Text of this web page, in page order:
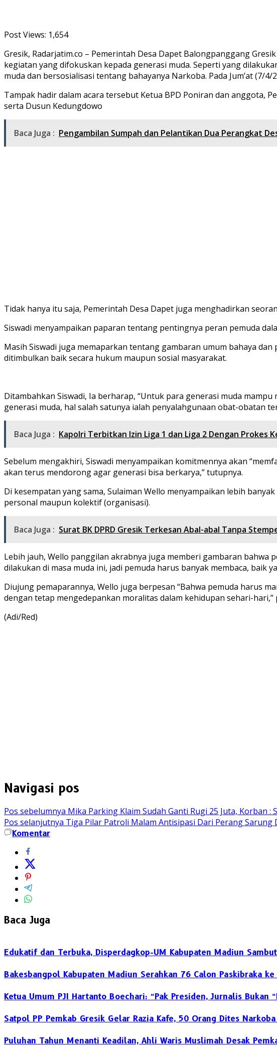
Post Views: 1,654
Gresik, Radarjatim.co – Pemerintah Desa Dapet Balongpanggang
kegiatan yang difokuskan kepada generasi muda. Seperti yang
muda dan bersosialisasi tentang bahayanya Narkoba. Pada Jum’at (7/4/
Tampak hadir dalam acara tersebut Ketua BPD Poniran dan anggota,
serta Dusun Kedungdowo
Baca Juga : Pengambilan Sumpah dan Pelantikan Dua Perangkat
Tidak hanya itu saja, Pemerintah Desa Dapet juga menghadirkan
Siswadi menyampaikan paparan tentang pentingnya peran pemuda
Masih Siswadi juga memaparkan tentang gambaran umum bahaya
ditimbulkan baik secara hukum maupun sosial masyarakat.
Ditambahkan Siswadi, Ia berharap, “Untuk para generasi muda
generasi muda, hal salah satunya ialah penyalahgunaan obat-obatan
Baca Juga : Kapolri Terbitkan Izin Liga 1 dan Liga 2 Dengan Prokes
Sebelum mengakhiri, Siswadi menyampaikan komitmennya akan
akan terus mendorong agar generasi bisa berkarya,” tutupnya.
Di kesempatan yang sama, Sulaiman Wello menyampaikan lebih
personal maupun kolektif (organisasi).
Baca Juga : Surat BK DPRD Gresik Terkesan Abal-abal Tanpa
Lebih jauh, Wello panggilan akrabnya juga memberi gambaran
dilakukan di masa muda ini, jadi pemuda harus banyak membaca, baik
Diujung pemaparannya, Wello juga berpesan “Bahwa pemuda harus
dengan tetap mengedepankan moralitas dalam kehidupan sehari-hari,”
(Adi/Red)
Navigasi pos
Pos sebelumnya Mika Parking Klaim Sudah Ganti Rugi 25 Juta, Korban :
Pos selanjutnya Tiga Pilar Patroli Malam Antisipasi Dari Perang Sarung
Komentar
Baca Juga
Edukatif dan Terbuka, Disperdagkop-UM Kabupaten Madiun
Bakesbangpol Kabupaten Madiun Serahkan 76 Calon Paskibraka
Ketua Umum PJI Hartanto Boechari: “Pak Presiden, Jurnalis Bukan
Satpol PP Pemkab Gresik Gelar Razia Kafe, 50 Orang Dites
‎Puluhan Tahun Menanti Keadilan, Ahli Waris Muslimah Desak